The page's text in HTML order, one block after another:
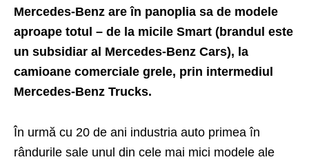
Mercedes-Benz are în panoplia sa de modele
aproape totul – de la micile Smart (brandul este
un subsidiar al Mercedes-Benz Cars), la
camioane comerciale grele, prin intermediul
Mercedes-Benz Trucks.
În urmă cu 20 de ani industria auto primea în
rândurile sale unul din cele mai mici modele ale